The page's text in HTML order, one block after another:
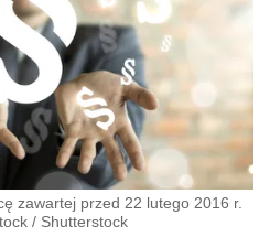
zawartej przed 22 lutego 2016 r.
/ Shutterstock